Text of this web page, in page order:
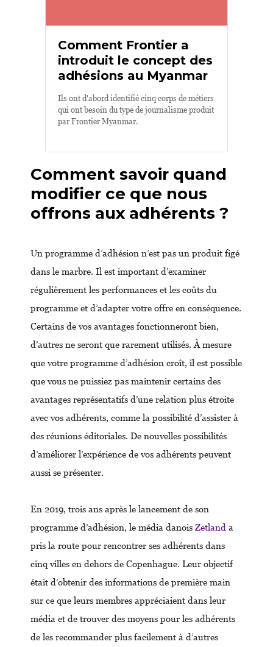
Comment Frontier a
introduit le concept des
adhésions au Myanmar
Ils ont d'abord identifié cinq corps de métiers
qui ont besoin du type de journalisme produit
par Frontier Myanmar.
Comment savoir quand
modifier ce que nous
offrons aux adhérents ?
Un programme d’adhésion n’est pas un produit figé
dans le marbre. Il est important d’examiner
régulièrement les performances et les coûts du
programme et d’adapter votre offre en conséquence.
Certains de vos avantages fonctionneront bien,
d’autres ne seront que rarement utilisés. À mesure
que votre programme d’adhésion croît, il est possible
que vous ne puissiez pas maintenir certains des
avantages représentatifs d’une relation plus étroite
avec vos adhérents, comme la possibilité d’assister à
des réunions éditoriales. De nouvelles possibilités
d’améliorer l’expérience de vos adhérents peuvent
aussi se présenter.
En 2019, trois ans après le lancement de son
programme d’adhésion, le média danois Zetland a
pris la route pour rencontrer ses adhérents dans
cinq villes en dehors de Copenhague. Leur objectif
était d’obtenir des informations de première main
sur ce que leurs membres appréciaient dans leur
média et de trouver des moyens pour les adhérents
de les recommander plus facilement à d’autres